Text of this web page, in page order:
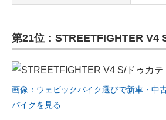
第21位：STREETFIGHTER V4
画像：ウェビックバイク選びで新車・中
バイクを見る